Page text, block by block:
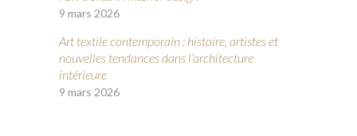
9 mars 2026
Art textile contemporain : histoire, artistes et
nouvelles tendances dans l’architecture
intérieure
9 mars 2026